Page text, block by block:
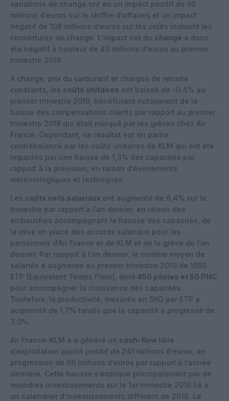
variations de change ont eu un impact positif de 65
millions d’euros sur le chiffre d’affaires et un impact
négatif de 108 millions d’euros sur les coûts incluant les
couvertures de change. L’impact net du change a donc
été négatif à hauteur de 43 millions d’euros au premier
trimestre 2019.
A change, prix du carburant et charges de retraite
constants, les coûts unitaires ont baissé de -0,4% au
premier trimestre 2019, bénéficiant notamment de la
baisse des compensations clients par rapport au premier
trimestre 2018 qui était marqué par les grèves chez Air
France. Cependant, ce résultat est en partie
contrebalancé par les coûts unitaires de KLM qui ont été
impactés par une baisse de 1,3% des capacités par
rapport à la prévision, en raison d’évènements
météorologiques et techniques.
Les coûts nets salariaux ont augmenté de 6,4% sur le
trimestre par rapport à l’an dernier, en raison des
embauches accompagnant la hausse des capacités, de
la mise en place des accords salariaux pour les
personnels d’Air France et de KLM et de la grève de l’an
dernier. Par rapport à l’an dernier, le nombre moyen de
salariés a augmenté au premier trimestre 2019 de 1050
ETP (Equivalent Temps Plein), dont 450 pilotes et 50 PNC
pour accompagner la croissance des capacités.
Toutefois, la productivité, mesurée en SKO par ETP a
augmenté de 1,7% tandis que la capacité a progressé de
3,0%.
Air France-KLM a a généré un cash-flow libre
d’exploitation ajusté positif de 241 millions d’euros, en
progression de 99 millions d’euros par rapport à l’année
dernière. Cette hausse s’explique principalement par de
moindres investissements sur le 1er trimestre 2019 lié à
un calendrier d’investissements différent de 2018. Le